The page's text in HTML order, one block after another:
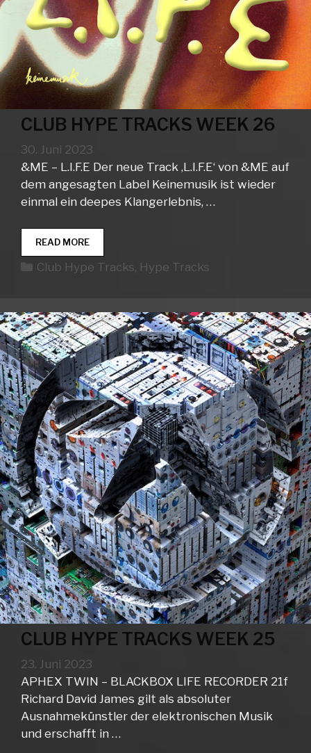
CLUB HYPE TRACKS WEEK 26
30. Juni 2023
&ME – L.I.F.E Der neue Track ‚L.I.F.E‘ von &ME auf
dem angesagten Label Keinemusik ist wieder
einmal ein deepes Klangerlebnis, …
READ MORECLUB
HYPE
TRACKS
Kategorien
Club Hype Tracks, Hype Tracks
CLUB HYPE TRACKS WEEK 25
23. Juni 2023
APHEX TWIN – BLACKBOX LIFE RECORDER 21f
Richard David James gilt als absoluter
Ausnahmekünstler der elektronischen Musik
und erschafft in …